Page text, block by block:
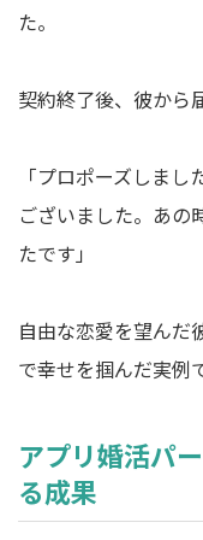
た。
契約終了後、彼から
「プロポーズしま
ございました。あの
たです」
自由な恋愛を望んだ
で幸せを掴んだ実例
アプリ婚活パ
る成果